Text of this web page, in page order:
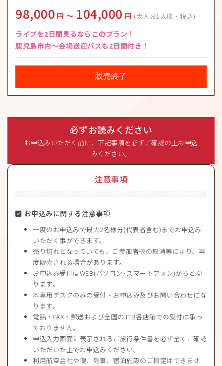
98,000 円 〜 104,000 円 (大人お1人様・税込)
ライブを2日間見るならこのプラン！
鹿児島市内～会場送迎バスも2日間付き！
販売終了
必ずお読みください
お申込みいただく前に、下記事項を必ずご確認の上お申込
みください。
注意事項
お申込みに関する注意事項
一度のお申込みで最大2名様分(代表者含む)までお申込み
いただく事ができます。
売り切れとなっていても、ご参加者様の取消等により、再
度販売される場合があります。
お申込み受付はWEB(パソコン･スマートフォン)からとな
ります。
本専用デスクのみの受付・お申込み及びお問い合わせにな
ります。
電話・FAX・郵送および全国のJTB各店舗での受付は承っ
ておりません。
申込入力画面に表示されるご旅行条件書を必ず全てご確認
いただいた上でお申込みください。
利用航空会社や便、列車、宿泊施設のご指定はできませ